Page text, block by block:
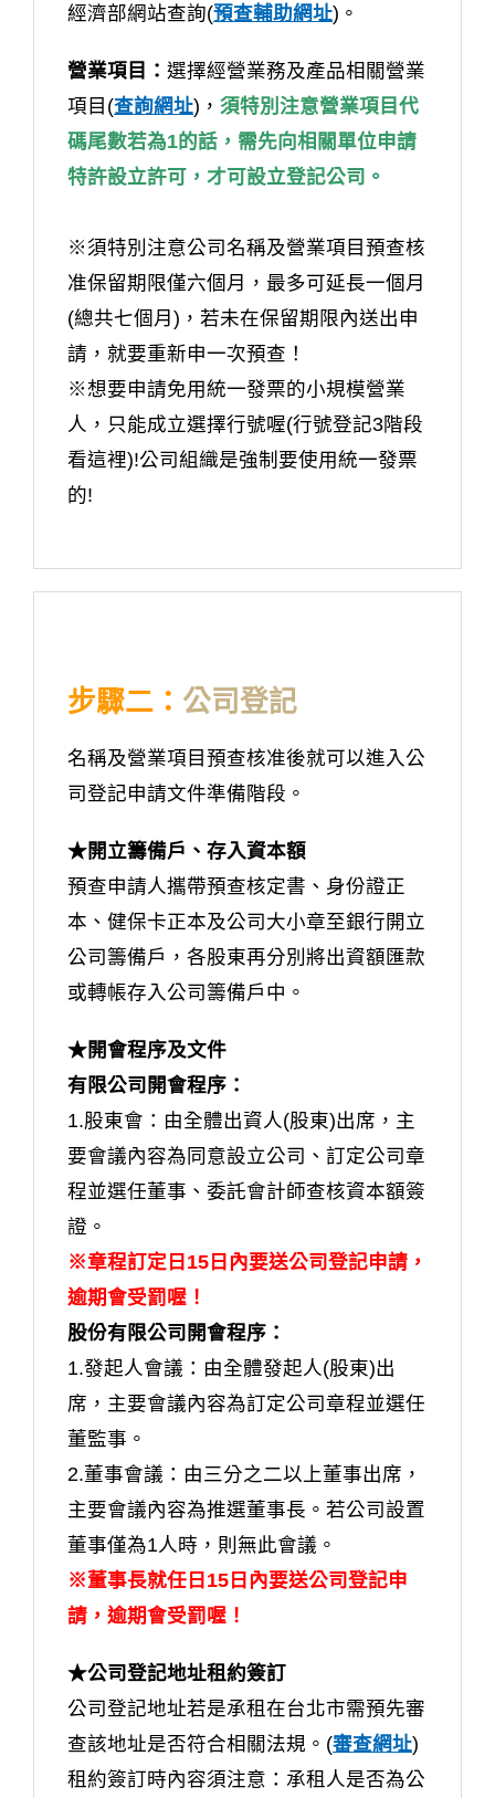
經濟部網站查詢(預查輔助網址)。
營業項目： 選擇經營業務及產品相關營業
項目(查詢網址)， 須特別注意營業項目代
碼尾數若為1的話，需先向相關單位申請
特許設立許可，才可設立登記公司。
※須特別注意公司名稱及營業項目預查核
准保留期限僅六個月，最多可延長一個月
(總共七個月)，若未在保留期限內送出申
請，就要重新申一次預查！
※想要申請免用統一發票的小規模營業
人，只能成立選擇行號喔(行號登記3階段
看這裡)!公司組織是強制要使用統一發票
的!
步驟二： 公司登記
名稱及營業項目預查核准後就可以進入公
司登記申請文件準備階段。
★開立籌備戶、存入資本額
預查申請人攜帶預查核定書、身份證正
本、健保卡正本及公司大小章至銀行開立
公司籌備戶，各股東再分別將出資額匯款
或轉帳存入公司籌備戶中。
★開會程序及文件
有限公司開會程序：
1.股東會：由全體出資人(股東)出席，主
要會議內容為同意設立公司、訂定公司章
程並選任董事、委託會計師查核資本額簽
證。
※章程訂定日15日內要送公司登記申請，
逾期會受罰喔！
股份有限公司開會程序：
1.發起人會議：由全體發起人(股東)出
席，主要會議內容為訂定公司章程並選任
董監事。
2.董事會議：由三分之二以上董事出席，
主要會議內容為推選董事長。若公司設置
董事僅為1人時，則無此會議。
※董事長就任日15日內要送公司登記申
請，逾期會受罰喔！
★公司登記地址租約簽訂
公司登記地址若是承租在台北市需預先審
查該地址是否符合相關法規。(審查網址)
租約簽訂時內容須注意：承租人是否為公